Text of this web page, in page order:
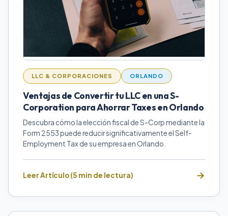
LLC & CORPORACIONES ORLANDO
Ventajas de Convertir tu LLC en una S-
Corporation para Ahorrar Taxes en Orlando
Descubra cómo la elección fiscal de S-Corp mediante la
Form 2553 puede reducir significativamente el Self-
Employment Tax de su empresa en Orlando.
Leer Artículo (5 min de lectura)